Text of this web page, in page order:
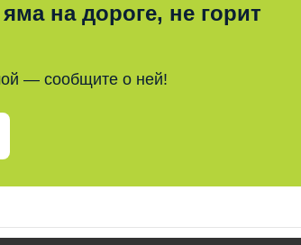
на дороге, не горит
— сообщите о ней!